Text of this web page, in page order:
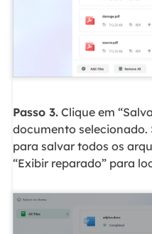
Passo 3.Clique em
documento selecionado.
para salvar todos os
“Exibir reparado” para